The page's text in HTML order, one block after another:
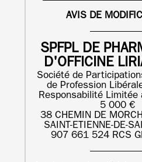
AVIS DE
SPFPL DE
D'OFFICINE
Société de
de Profession
Responsabilité Limitée
5 000 €
38 CHEMIN DE
SAINT-ETIENNE-DE-
907 661 524 RCS